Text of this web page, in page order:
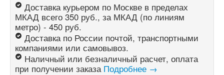
Доставка курьером по Москве в пределах
МКАД всего 350 руб., за МКАД (по линиям
метро) - 450 руб.
Доставка по России почтой, транспортными
компаниями или самовывоз.
Наличный или безналичный расчет, оплата
при получении заказа Подробнее →